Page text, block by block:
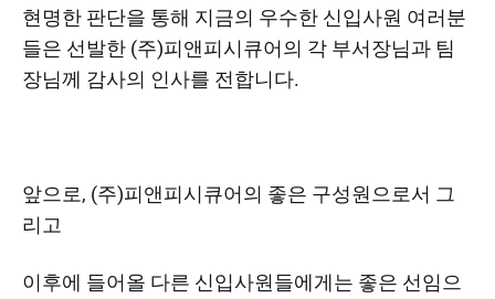
현명한 판단을 통해 지금의 우수한 신입사원 여러분
들은 선발한 (주)피앤피시큐어의 각 부서장님과 팀
장님께 감사의 인사를 전합니다.
앞으로, (주)피앤피시큐어의 좋은 구성원으로서 그
리고
이후에 들어올 다른 신입사원들에게는 좋은 선임으